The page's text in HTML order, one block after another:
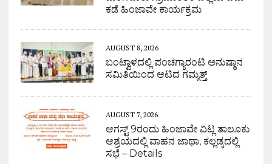
ಕಡೆ ಹಿಂಜಾವೇ ಕಾರ್ಯಕ್ರಮ
AUGUST 8, 2026
ಬಂಟ್ವಾಳದಲ್ಲಿ ಪಂಚಗ್ಯಾರಂಟಿ ಅನುಷ್ಠಾನ
ಸಮಿತಿಯಿಂದ ಆಟಿದ ಗಮ್ಮತ್ತ್
AUGUST 7, 2026
ಆಗಸ್ಟ್ 9ರಂದು ಹಿಂಜಾವೇ ವಿಟ್ಲ ತಾಲೂಕು
ಆಶ್ರಯದಲ್ಲಿ ವಾಹನ ಜಾಥಾ, ಕಲ್ಲಡ್ಕದಲ್ಲಿ
ಸಭೆ – Details